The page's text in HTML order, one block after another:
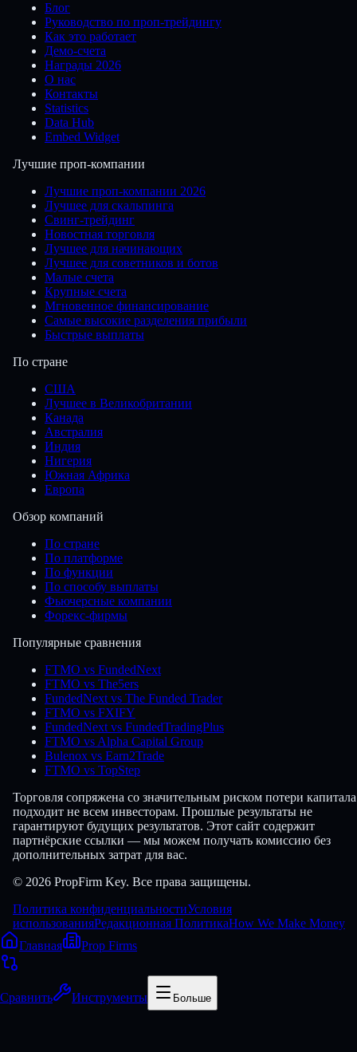
Блог
Руководство по проп-трейдингу
Как это работает
Демо-счета
Награды 2026
О нас
Контакты
Statistics
Data Hub
Embed Widget
Лучшие проп-компании
Лучшие проп-компании 2026
Лучшее для скальпинга
Свинг-трейдинг
Новостная торговля
Лучшее для начинающих
Лучшее для советников и ботов
Малые счета
Крупные счета
Мгновенное финансирование
Самые высокие разделения прибыли
Быстрые выплаты
По стране
США
Лучшее в Великобритании
Канада
Австралия
Индия
Нигерия
Южная Африка
Европа
Обзор компаний
По стране
По платформе
По функции
По способу выплаты
Фьючерсные компании
Форекс-фирмы
Популярные сравнения
FTMO vs FundedNext
FTMO vs The5ers
FundedNext vs The Funded Trader
FTMO vs FXIFY
FundedNext vs FundedTradingPlus
FTMO vs Alpha Capital Group
Bulenox vs Earn2Trade
FTMO vs TopStep
Торговля сопряжена со значительным риском потери
подходит не всем инвесторам. Прошлые результаты не
гарантируют будущих результатов. Этот сайт содержит
партнёрские ссылки — мы можем получать комиссию без
дополнительных затрат для вас.
© 2026 PropFirm Key. Все права защищены.
Политика конфиденциальностиУсловия
использованияРедакционная ПолитикаHow We Make Money
Главная
Prop Firms
Сравнить Инструменты Больше